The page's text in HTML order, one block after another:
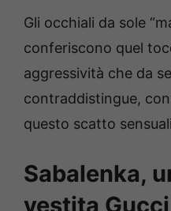
Gli occhiali da sole
conferiscono quel
aggressività che da
contraddistingue,
questo scatto
Sabalenka,
vestita Gucci